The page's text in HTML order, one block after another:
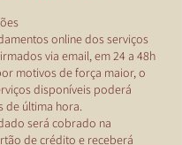
online dos serviços
via email, em 24 a 48h
motivos de força maior, o
disponíveis poderá
de última hora.
será cobrado na
de crédito e receberá